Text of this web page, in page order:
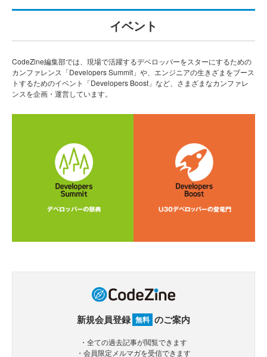
イベント
CodeZine編集部では、現場で活躍するデベロッパーをスターにするための
カンファレンス「Developers Summit」や、エンジニアの生きざまをブース
トするためのイベント「Developers Boost」など、さまざまなカンファレ
ンスを企画・運営しています。
新規会員登録 無料 のご案内
・全ての過去記事が閲覧できます
・会員限定メルマガを受信できます